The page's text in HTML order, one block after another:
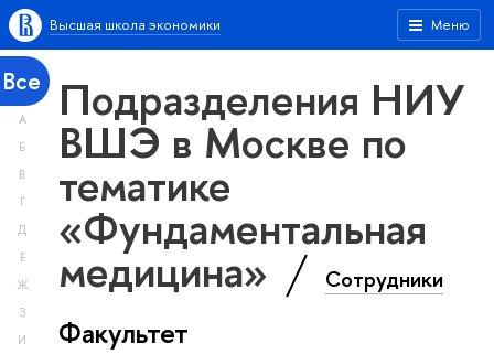
Меню
Высшая школа экономики
Все
А
Б
В
Г
Д
Е
Ж
З
И
Подразделения НИУ
ВШЭ в Москве по
тематике
«Фундаментальная
медицина» Сотрудники
Факультет